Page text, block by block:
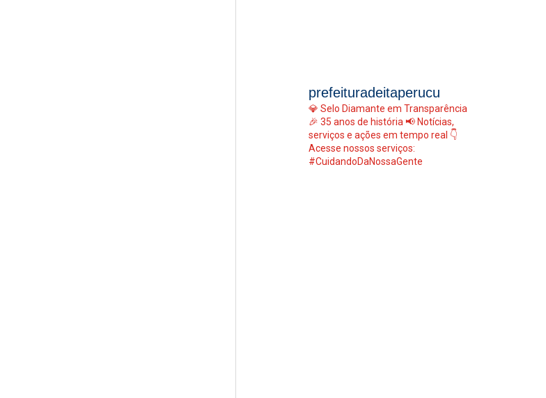
prefeituradeitaperucu
💎 Selo Diamante em Transparência
🎉 35 anos de história 📢 Notícias,
serviços e ações em tempo real 👇
Acesse nossos serviços:
#CuidandoDaNossaGente